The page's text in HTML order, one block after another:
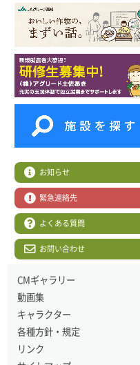
お知らせ
緊急連絡先
よくある質問
お問い合わせ
CMギャラリー
動画集
キャラクター
各種方針・規定
リンク